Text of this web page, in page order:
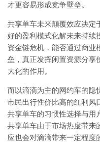
才更容易形成竞争壁垒。
共享单车未来颠覆效应决定
好的盈利模式化解未来持续
资金链危机，能否通过商业
垒，真正发挥闲置资源分享
大化的作用。
而以滴滴为主的网约车的隐
市民出行性价比高的红利风
共享单车的习惯性选择与用
共享单车由于市场热度带来
应也会对滴滴带来一定程度